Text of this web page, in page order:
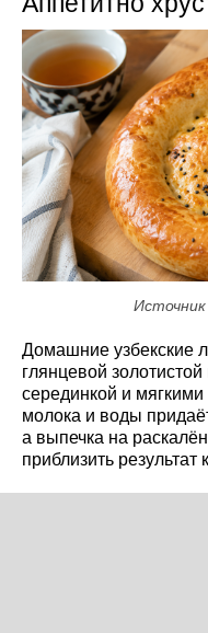
Домашние узбекские
глянцевой
серединкой и
молока и воды
а выпечка на
приблизить результат